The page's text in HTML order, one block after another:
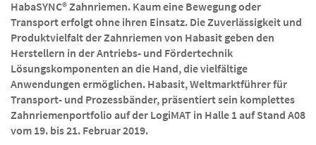
HabaSYNC® Zahnriemen. Kaum eine Bewegung oder
Transport erfolgt ohne ihren Einsatz. Die Zuverlässigkeit und
Produktvielfalt der Zahnriemen von Habasit geben den
Herstellern in der Antriebs- und Fördertechnik
Lösungskomponenten an die Hand, die vielfältige
Anwendungen ermöglichen. Habasit, Weltmarktführer für
Transport- und Prozessbänder, präsentiert sein komplettes
Zahnriemenportfolio auf der LogiMAT in Halle 1 auf Stand A08
vom 19. bis 21. Februar 2019.